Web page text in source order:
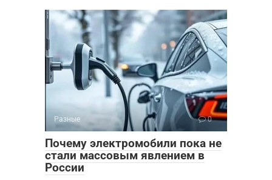
Разные 0
Почему электромобили пока не
стали массовым явлением в
России